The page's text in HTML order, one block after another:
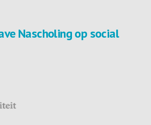
Nascholing op social